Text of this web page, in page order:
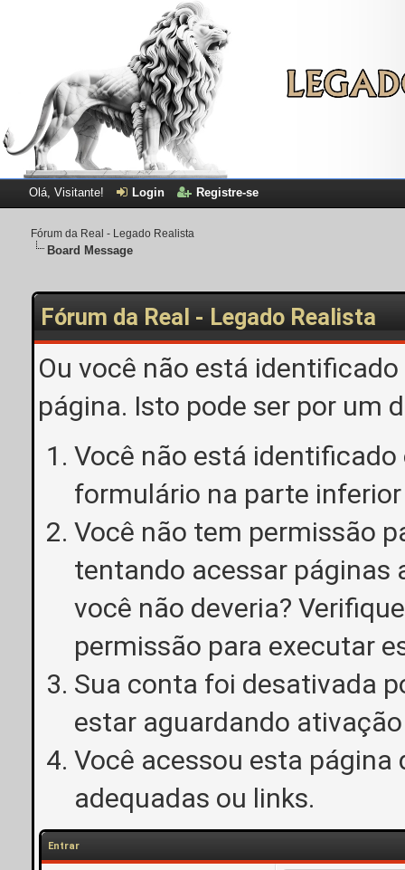
Olá, Visitante! Login Registre-se
Fórum da Real - Legado Realista
Board Message
Fórum da Real - Legado Realista
Ou você não está
página. Isto pode ser por um
Você não está
formulário na parte
Você não tem permissão
tentando acessar páginas
você não deveria?
permissão para executar
Sua conta foi desativada
estar aguardando
Você acessou esta
adequadas ou links.
Entrar